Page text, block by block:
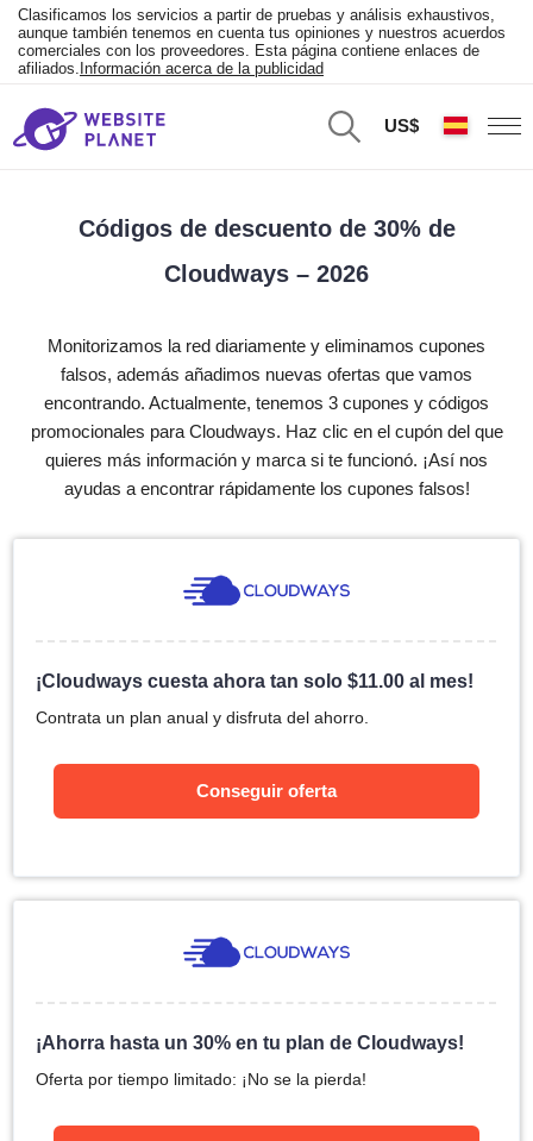
Clasificamos los servicios a partir de pruebas y análisis exhaustivos,
aunque también tenemos en cuenta tus opiniones y nuestros acuerdos
comerciales con los proveedores. Esta página contiene enlaces de
afiliados. Información acerca de la publicidad
US$
Códigos de descuento de 30% de
Cloudways – 2026
Monitorizamos la red diariamente y eliminamos cupones
falsos, además añadimos nuevas ofertas que vamos
encontrando. Actualmente, tenemos 3 cupones y códigos
promocionales para Cloudways. Haz clic en el cupón del que
quieres más información y marca si te funcionó. ¡Así nos
ayudas a encontrar rápidamente los cupones falsos!
¡Cloudways cuesta ahora tan solo$11.00 al mes!
Contrata un plan anual y disfruta del ahorro.
Conseguir oferta
¡Ahorra hasta un 30% en tu plan de Cloudways!
Oferta por tiempo limitado: ¡No se la pierda!